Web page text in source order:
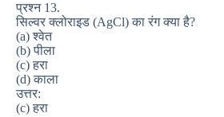
प्रश्न 13.
सिल्वर क्लोराइड (AgCl) का रंग क्या है?
(a) श्वेत
(b) पीला
(c) हरा
(d) काला
उत्तर:
(c) हरा